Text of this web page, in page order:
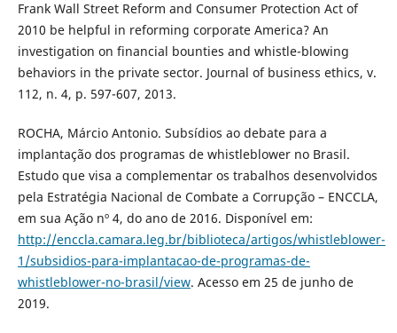
Frank Wall Street Reform and Consumer Protection Act of
2010 be helpful in reforming corporate America? An
investigation on financial bounties and whistle-blowing
behaviors in the private sector. Journal of business ethics, v.
112, n. 4, p. 597-607, 2013.
ROCHA, Márcio Antonio. Subsídios ao debate para a
implantação dos programas de whistleblower no Brasil.
Estudo que visa a complementar os trabalhos desenvolvidos
pela Estratégia Nacional de Combate a Corrupção – ENCCLA,
em sua Ação nº 4, do ano de 2016. Disponível em:
http://enccla.camara.leg.br/biblioteca/artigos/whistleblower-
1/subsidios-para-implantacao-de-programas-de-
whistleblower-no-brasil/view. Acesso em 25 de junho de
2019.